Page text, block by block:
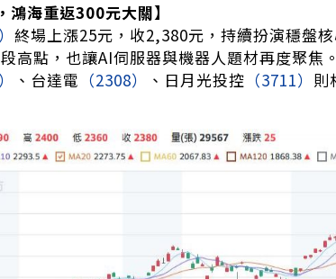
鴻海重返300元大關】
終場上漲25元，收2,380元，持續扮演穩盤
高點，也讓AI伺服器與機器人題材再度聚焦
、台達電 （2308） 、日月光投控 （3711） 則